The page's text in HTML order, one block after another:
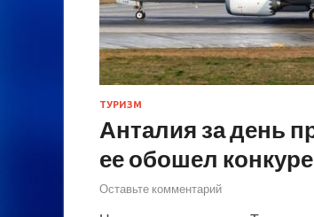
ТУРИЗМ
Анталия за день
ее обошел
Оставьте комментарий